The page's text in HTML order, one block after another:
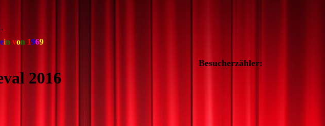
ein von 1969
2016
Besucherzähler: